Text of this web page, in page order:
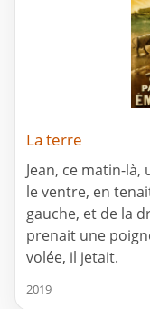
La terre
Jean, ce matin-
le ventre, en
gauche, et de la
prenait une
volée, il jetait.
2019